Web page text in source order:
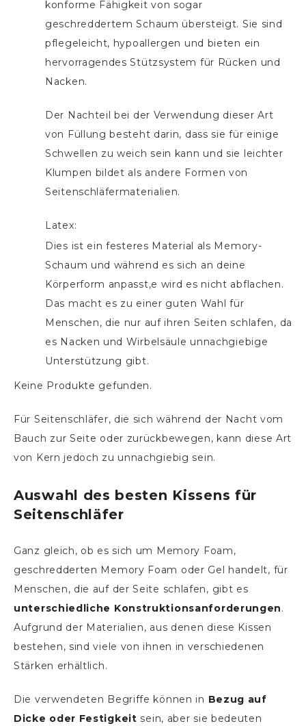
konforme Fähigkeit von sogar
geschreddertem Schaum übersteigt. Sie sind
pflegeleicht, hypoallergen und bieten ein
hervorragendes Stützsystem für Rücken und
Nacken.
Der Nachteil bei der Verwendung dieser Art
von Füllung besteht darin, dass sie für einige
Schwellen zu weich sein kann und sie leichter
Klumpen bildet als andere Formen von
Seitenschläfermaterialien.
Latex:
Dies ist ein festeres Material als Memory-
Schaum und während es sich an deine
Körperform anpasst,e wird es nicht abflachen.
Das macht es zu einer guten Wahl für
Menschen, die nur auf ihren Seiten schlafen, da
es Nacken und Wirbelsäule unnachgiebige
Unterstützung gibt.
Keine Produkte gefunden.
Für Seitenschläfer, die sich während der Nacht vom
Bauch zur Seite oder zurückbewegen, kann diese Art
von Kern jedoch zu unnachgiebig sein.
Auswahl des besten Kissens für
Seitenschläfer
Ganz gleich, ob es sich um Memory Foam,
geschredderten Memory Foam oder Gel handelt, für
Menschen, die auf der Seite schlafen, gibt es
unterschiedliche Konstruktionsanforderungen.
Aufgrund der Materialien, aus denen diese Kissen
bestehen, sind viele von ihnen in verschiedenen
Stärken erhältlich.
Die verwendeten Begriffe können in Bezug auf
Dicke oder Festigkeit sein, aber sie bedeuten